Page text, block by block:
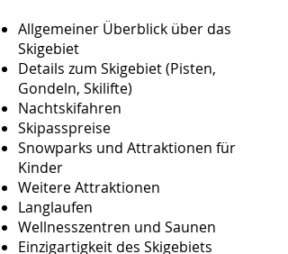
Allgemeiner Überblick über das
Skigebiet
Details zum Skigebiet (Pisten,
Gondeln, Skilifte)
Nachtskifahren
Skipasspreise
Snowparks und Attraktionen für
Kinder
Weitere Attraktionen
Langlaufen
Wellnesszentren und Saunen
Einzigartigkeit des Skigebiets